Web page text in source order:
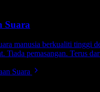
Suara
manusia berkualiti tinggi
Tiada pemasangan. Terus
Suara